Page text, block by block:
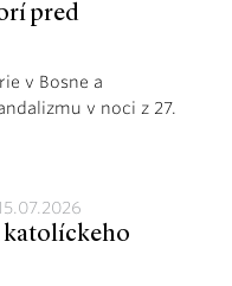
pred
v Bosne a
v noci z 27.
katolíckeho